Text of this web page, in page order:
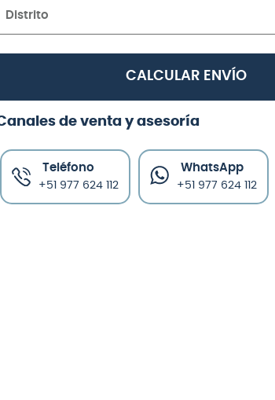
Distrito
CALCULAR ENVÍO
de venta y asesoría
Teléfono
+51 977 624 112
WhatsApp
+51 977 624 112